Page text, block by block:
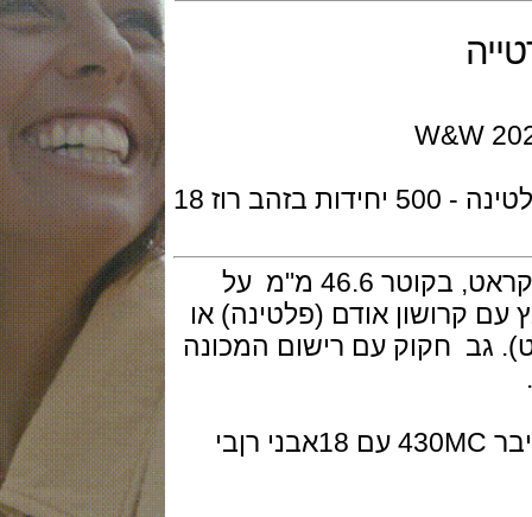
מהדורה מוגבלת של 100 חתיכות בפלטינה - 500 יחידות בזהב רוז 18
גוף השעון בפלטינה או בזהב ורוד 18 קראט, בקוטר 46.6 מ"מ על
עם קרושון אודם (פלטינה) או
(זהב ורוד 18 קראט). גב חקוק עם רישום המכונה
המנגנון של קרטייה מתיחה ידנית קליבר 430MC עם 18אבני רןבי